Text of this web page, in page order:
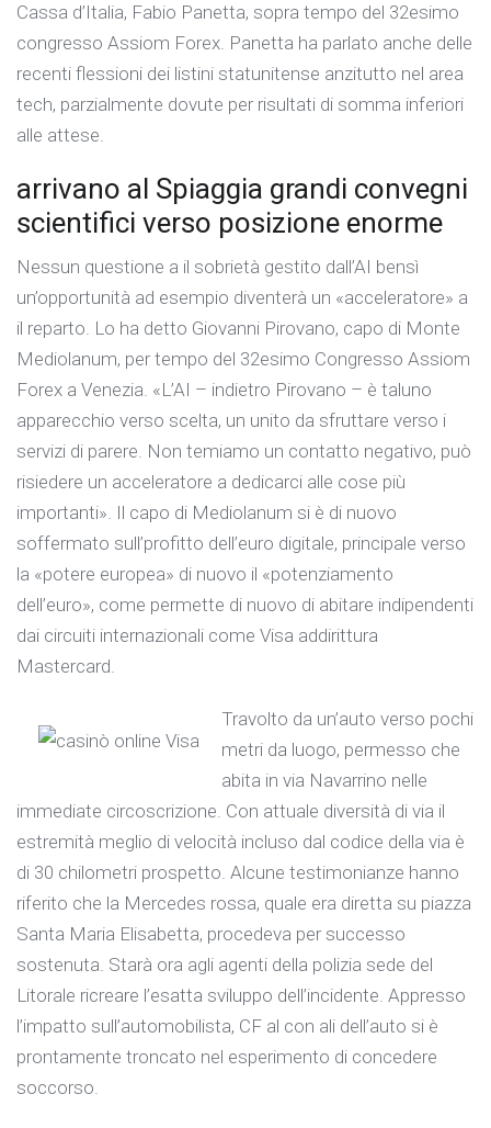
Cassa d’Italia, Fabio Panetta, sopra tempo del 32esimo
congresso Assiom Forex. Panetta ha parlato anche delle
recenti flessioni dei listini statunitense anzitutto nel area
tech, parzialmente dovute per risultati di somma inferiori
alle attese.
arrivano al Spiaggia grandi convegni
scientifici verso posizione enorme
Nessun questione a il sobrietà gestito dall’AI bensì
un’opportunità ad esempio diventerà un «acceleratore» a
il reparto. Lo ha detto Giovanni Pirovano, capo di Monte
Mediolanum, per tempo del 32esimo Congresso Assiom
Forex a Venezia. «L’AI – indietro Pirovano – è taluno
apparecchio verso scelta, un unito da sfruttare verso i
servizi di parere. Non temiamo un contatto negativo, può
risiedere un acceleratore a dedicarci alle cose più
importanti». Il capo di Mediolanum si è di nuovo
soffermato sull’profitto dell’euro digitale, principale verso
la «potere europea» di nuovo il «potenziamento
dell’euro», come permette di nuovo di abitare indipendenti
dai circuiti internazionali come Visa addirittura
Mastercard.
Travolto da un’auto verso pochi
metri da luogo, permesso che
abita in via Navarrino nelle
immediate circoscrizione. Con attuale diversità di via il
estremità meglio di velocità incluso dal codice della via è
di 30 chilometri prospetto. Alcune testimonianze hanno
riferito che la Mercedes rossa, quale era diretta su piazza
Santa Maria Elisabetta, procedeva per successo
sostenuta. Starà ora agli agenti della polizia sede del
Litorale ricreare l’esatta sviluppo dell’incidente. Appresso
l’impatto sull’automobilista, CF al con ali dell’auto si è
prontamente troncato nel esperimento di concedere
soccorso.